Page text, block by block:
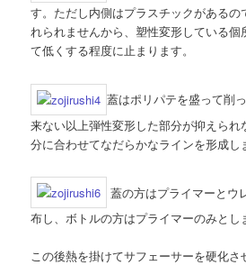
す。ただし内側はプラスチックがあるの
れられませんから、塑性変形している個
て低くする程度に止まります。
蓋はポリパテを盛って削
来ない以上弾性変形した部分が抑えら
分に合わせてなだらかなラインを形成し
蓋の方はプライマーとウ
布し、ボトルの方はプライマーのみとし
この後熱を掛けてサフェーサーを硬化さ